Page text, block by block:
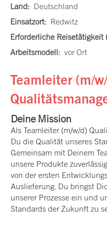
Land: Deutschland
Einsatzort: Redwitz
Erforderliche Reisetätigkeit
Arbeitsmodell: vor Ort
Teamleiter (m/
Deine Mission
Als Teamleiter (m/w/d)
Du die Qualität unseres
Gemeinsam mit Deinem
unsere Produkte
von der ersten
Auslieferung. Du bringst
unserer Prozesse ein und
Standards der Zukunft zu